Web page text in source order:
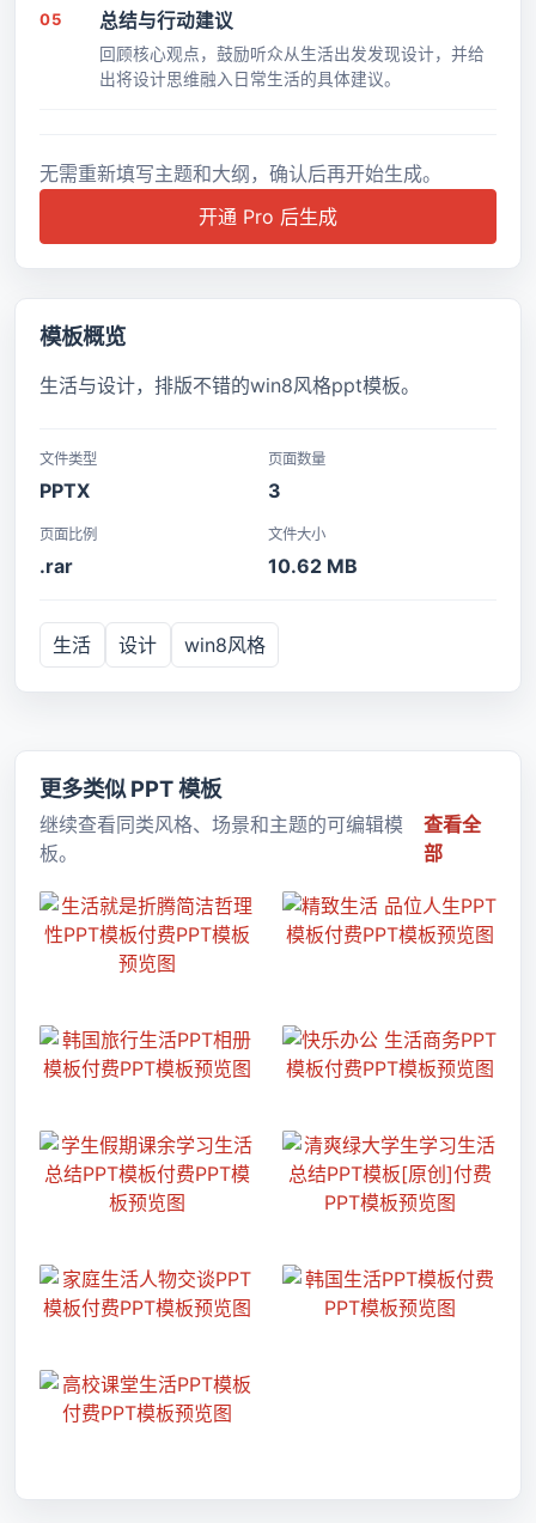
05 总结与行动建议
回顾核心观点，鼓励听众从生活出发发现设计，并给
出将设计思维融入日常生活的具体建议。
无需重新填写主题和大纲，确认后再开始生成。
开通 Pro 后生成
模板概览
生活与设计，排版不错的win8风格ppt模板。
文件类型
PPTX
页面数量
3
页面比例
.rar
文件大小
10.62 MB
生活 设计 win8风格
更多类似 PPT 模板
继续查看同类风格、场景和主题的可编辑模
板。
查看全
部